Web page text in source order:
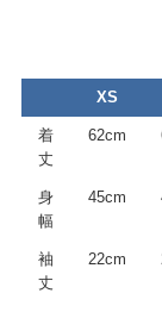
XS
着
丈
62cm
身
幅
45cm
袖
丈
22cm